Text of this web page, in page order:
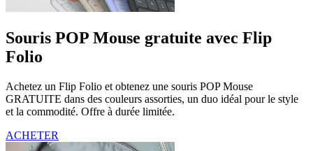
Souris POP Mouse gratuite avec Flip
Folio
Achetez un Flip Folio et obtenez une souris POP Mouse
GRATUITE dans des couleurs assorties, un duo idéal pour le style
et la commodité. Offre à durée limitée.
ACHETER